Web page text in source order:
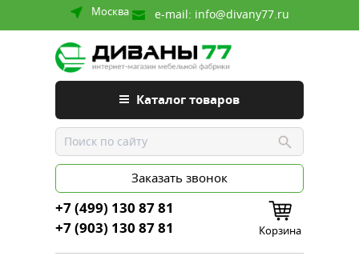
Москва e-mail: info@divany77.ru
Каталог товаров
Заказать звонок
+7 (499) 130 87 81
+7 (903) 130 87 81
Корзина